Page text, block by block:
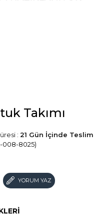
Takımı
: 21 Gün İçinde Teslim
008-8025)
YORUM YAZ